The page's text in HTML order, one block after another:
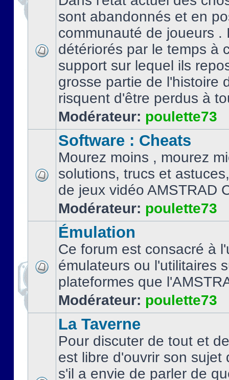
sont abandonnés et en
communauté de joueurs .
détériorés par le temps à
support sur lequel ils
grosse partie de l'histoire
risquent d'être perdus à
Modérateur: poulette73
Software : Cheats
Mourez moins , mourez
solutions, trucs et
de jeux vidéo AMSTRAD
Modérateur: poulette73
Émulation
Ce forum est consacré à
émulateurs ou l'utilitaires
plateformes que
Modérateur: poulette73
La Taverne
Pour discuter de tout et
est libre d'ouvrir son sujet
s'il a envie de parler de